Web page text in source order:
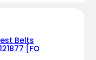
Belts
[FO